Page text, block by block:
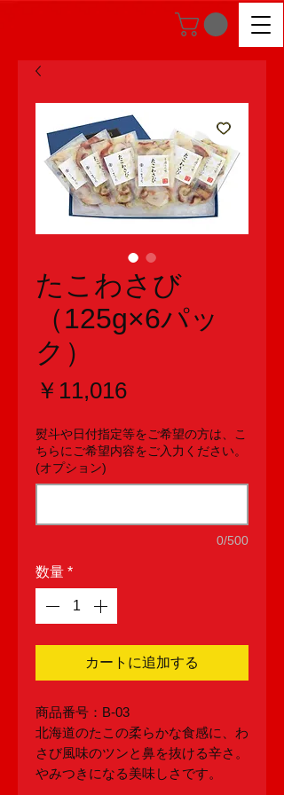
たこわさび
（125g×6パッ
ク）
￥11,016価
熨斗や日付指定等をご希望の方は、こ
ちらにご希望内容をご入力ください。
(オプション)
0/500
数量 *
カートに追加する
商品番号：B-03
北海道のたこの柔らかな食感に、わ
さび風味のツンと鼻を抜ける辛さ。
やみつきになる美味しさです。